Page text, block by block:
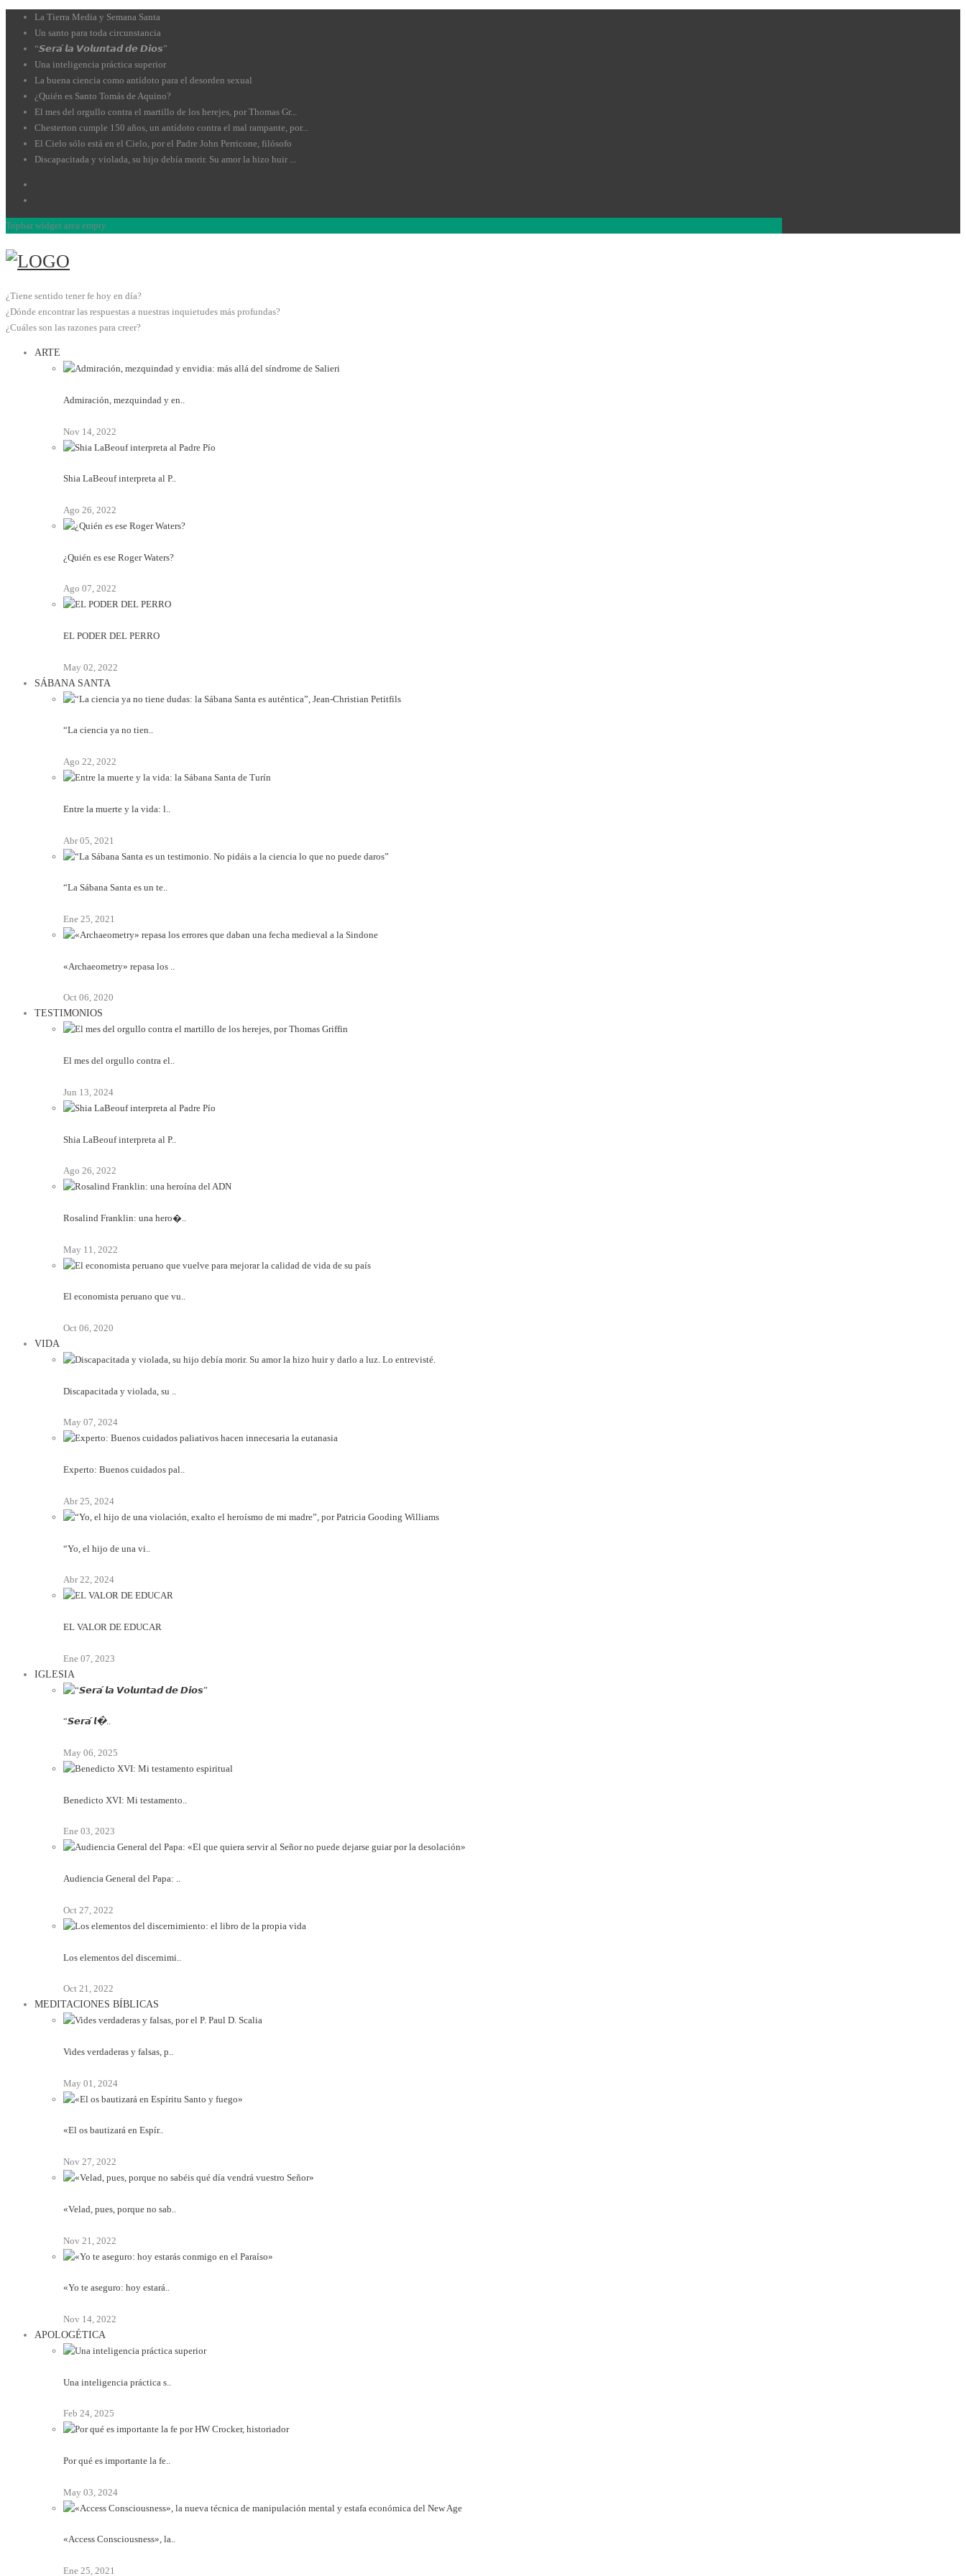
La Tierra Media y Semana Santa
Un santo para toda circunstancia
“𝙎𝙚𝙧𝙖́ 𝙡𝙖 𝙑𝙤𝙡𝙪𝙣𝙩𝙖𝙙 𝙙𝙚 𝘿𝙞𝙤𝙨”
Una inteligencia práctica superior
La buena ciencia como antídoto para el desorden sexual
¿Quién es Santo Tomás de Aquino?
El mes del orgullo contra el martillo de los herejes, por Thomas Gr...
Chesterton cumple 150 años, un antídoto contra el mal rampante, por...
El Cielo sólo está en el Cielo, por el Padre John Perricone, filósofo
Discapacitada y violada, su hijo debía morir. Su amor la hizo huir ...
Topbar widget area empty.
¿Tiene sentido tener fe hoy en día?
¿Dónde encontrar las respuestas a nuestras inquietudes más profundas?
¿Cuáles son las razones para creer?
ARTE
Admiración, mezquindad y en..
Nov 14, 2022
Shia LaBeouf interpreta al P..
Ago 26, 2022
¿Quién es ese Roger Waters?
Ago 07, 2022
EL PODER DEL PERRO
May 02, 2022
SÁBANA SANTA
“La ciencia ya no tien..
Ago 22, 2022
Entre la muerte y la vida: l..
Abr 05, 2021
“La Sábana Santa es un te..
Ene 25, 2021
«Archaeometry» repasa los ..
Oct 06, 2020
TESTIMONIOS
El mes del orgullo contra el..
Jun 13, 2024
Shia LaBeouf interpreta al P..
Ago 26, 2022
Rosalind Franklin: una hero�..
May 11, 2022
El economista peruano que vu..
Oct 06, 2020
VIDA
Discapacitada y violada, su ..
May 07, 2024
Experto: Buenos cuidados pal..
Abr 25, 2024
“Yo, el hijo de una vi..
Abr 22, 2024
EL VALOR DE EDUCAR
Ene 07, 2023
IGLESIA
“𝙎𝙚𝙧𝙖́ 𝙡�..
May 06, 2025
Benedicto XVI: Mi testamento..
Ene 03, 2023
Audiencia General del Papa: ..
Oct 27, 2022
Los elementos del discernimi..
Oct 21, 2022
MEDITACIONES BÍBLICAS
Vides verdaderas y falsas, p..
May 01, 2024
«El os bautizará en Espír..
Nov 27, 2022
«Velad, pues, porque no sab..
Nov 21, 2022
«Yo te aseguro: hoy estará..
Nov 14, 2022
APOLOGÉTICA
Una inteligencia práctica s..
Feb 24, 2025
Por qué es importante la fe..
May 03, 2024
«Access Consciousness», la..
Ene 25, 2021